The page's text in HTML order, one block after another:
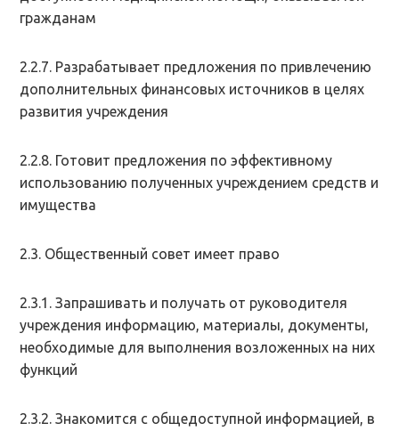
гражданам
2.2.7. Разрабатывает предложения по привлечению
дополнительных финансовых источников в целях
развития учреждения
2.2.8. Готовит предложения по эффективному
использованию полученных учреждением средств и
имущества
2.3. Общественный совет имеет право
2.3.1. Запрашивать и получать от руководителя
учреждения информацию, материалы, документы,
необходимые для выполнения возложенных на них
функций
2.3.2. Знакомится с общедоступной информацией, в